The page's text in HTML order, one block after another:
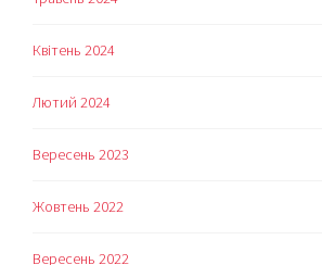
Квітень 2024
Лютий 2024
Вересень 2023
Жовтень 2022
Вересень 2022